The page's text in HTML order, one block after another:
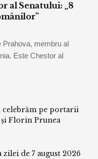
al Senatului: „8
Prahova, membru al
Este Chestor al
celebrăm pe portarii
Florin Prunea
de 7 august 2026